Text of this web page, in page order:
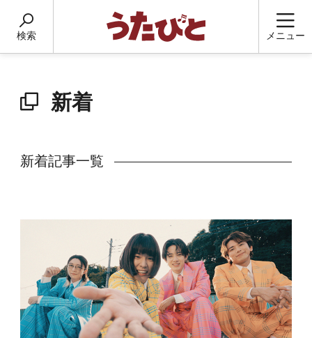
検索 メニュー
新着
新着記事一覧